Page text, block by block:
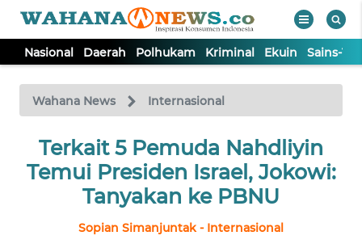
Nasional Daerah Polhukam Kriminal Ekuin Sains-
Wahana News Internasional
Terkait 5 Pemuda Nahdliyin
Temui Presiden Israel, Jokowi:
Tanyakan ke PBNU
Sopian Simanjuntak - Internasional
TV
Tutup
NASIONAL
POLHUKAM